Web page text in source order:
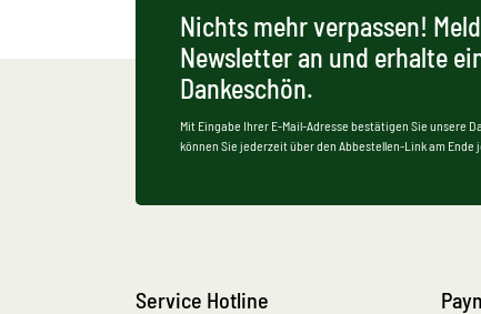
Nichts mehr verpassen!
Newsletter an und erhalte
Dankeschön.
Mit Eingabe Ihrer E-Mail-Adresse bestätigen Sie unsere
können Sie jederzeit über den Abbestellen-Link am Ende
Service Hotline